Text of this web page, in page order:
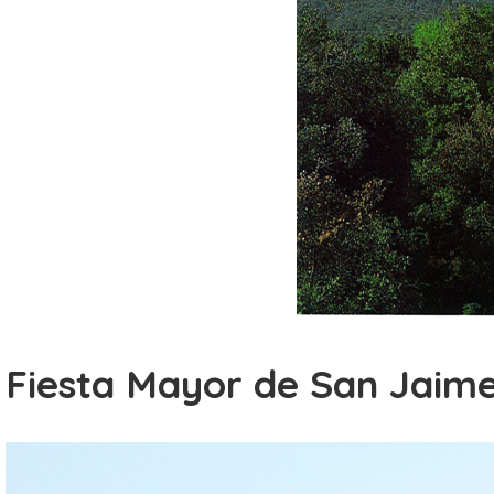
Fiesta Mayor de San